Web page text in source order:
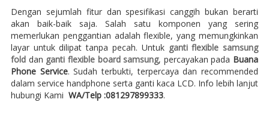
Dengan sejumlah fitur dan spesifikasi canggih bukan berarti
akan baik-baik saja. Salah satu komponen yang sering
memerlukan penggantian adalah flexible, yang memungkinkan
layar untuk dilipat tanpa pecah. Untuk ganti flexible samsung
folddan ganti flexible board samsung, percayakan pada Buana
Phone Service. Sudah terbukti, terpercaya dan recommended
dalam service handphone serta ganti kaca LCD. Info lebih lanjut
hubungi Kami WA/Telp :081297899333.